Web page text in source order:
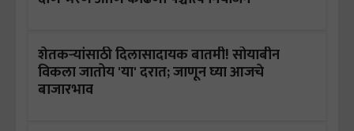
शेतकऱ्यांसाठी दिलासादायक बातमी! सोयाबीन
विकला जातोय 'या' दरात; जाणून घ्या आजचे
बाजारभाव